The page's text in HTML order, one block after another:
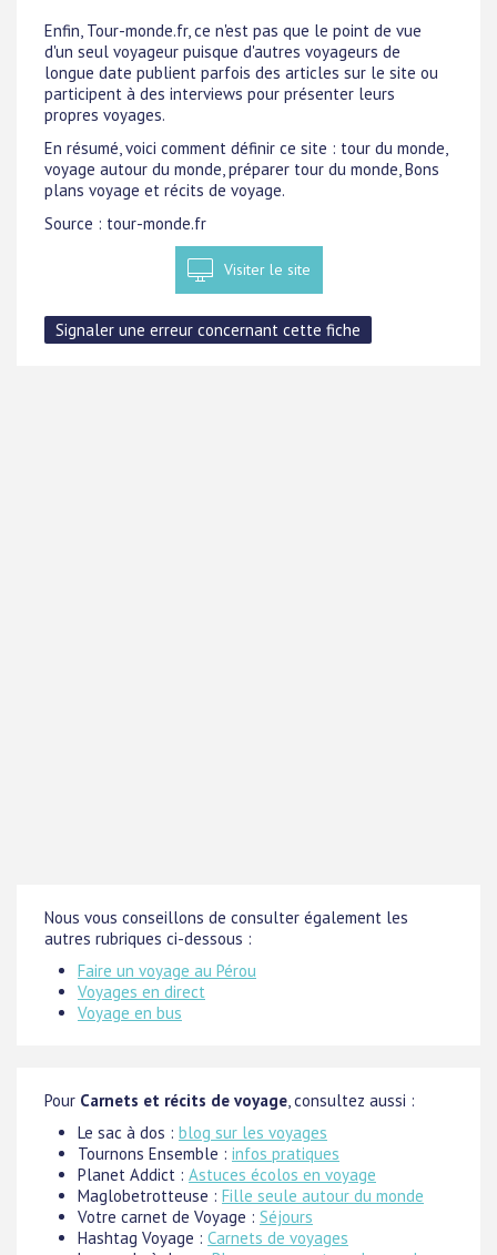
Enfin, Tour-monde.fr, ce n'est pas que le point de vue
d'un seul voyageur puisque d'autres voyageurs de
longue date publient parfois des articles sur le site ou
participent à des interviews pour présenter leurs
propres voyages.
En résumé, voici comment définir ce site : tour du monde,
voyage autour du monde, préparer tour du monde, Bons
plans voyage et récits de voyage.
Source : tour-monde.fr
Visiter le site
Nous vous conseillons de consulter également les
autres rubriques ci-dessous :
Faire un voyage au Pérou
Voyages en direct
Voyage en bus
Pour Carnets et récits de voyage, consultez aussi :
Le sac à dos : blog sur les voyages
Tournons Ensemble : infos pratiques
Planet Addict : Astuces écolos en voyage
Maglobetrotteuse : Fille seule autour du monde
Votre carnet de Voyage : Séjours
Hashtag Voyage : Carnets de voyages